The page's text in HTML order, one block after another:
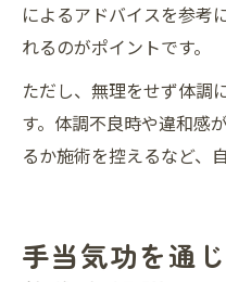
によるアドバイスを参考
れるのがポイントです。
ただし、無理をせず体調
す。体調不良時や違和感
るか施術を控えるなど、
手当気功を通